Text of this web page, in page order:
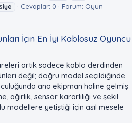
Cevaplar: 0 Forum: Oyun
İçin En İyi Kablosuz Oyuncu
artık sadece kablo derdinden
değil; doğru model seçildiğinde
ana ekipman haline gelmiş
ağırlık, sensör kararlılığı ve şekil
modellere yetiştiği için asıl mesele